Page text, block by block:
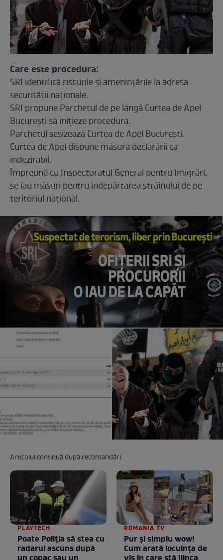
Care este procedura:
SRI identifică riscurile și amenințările la adresa
securității naționale.
SRI propune Parchetul de pe lângă Curtea de Apel
București să inițieze procedura.
Parchetul sesizează Curtea de Apel București.
Curtea de Apel dispune măsura declarării ca
indezirabil.
Împreună cu Inspectoratul General pentru Imigrări,
se iau măsuri pentru îndepărtarea străinului de pe
teritoriul național.
Articolul continuă după recomandări
PLAYTECH
Poate Poliția să stea cu
radarul ascuns după
ROMANIA TV
Pur și simplu wow!
Cum arată locuința de